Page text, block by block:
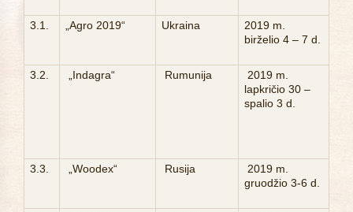
3.1. „Agro 2019“ Ukraina
2019 m.
birželio 4 – 7 d.
3.2. „Indagra“ Rumunija
2019 m.
lapkričio 30 –
spalio 3 d.
3.3. „Woodex“ Rusija
2019 m.
gruodžio 3-6 d.